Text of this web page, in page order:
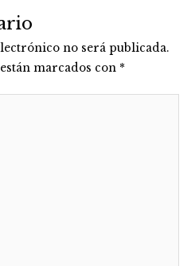
no será publicada.
marcados con *